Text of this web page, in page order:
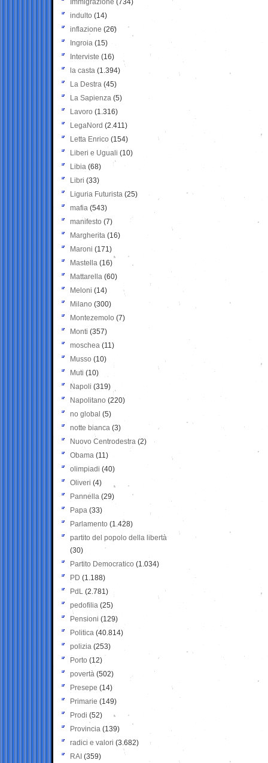
Immigrazione (734)
indulto (14)
inflazione (26)
Ingroia (15)
Interviste (16)
la casta (1.394)
La Destra (45)
La Sapienza (5)
Lavoro (1.316)
LegaNord (2.411)
Letta Enrico (154)
Liberi e Uguali (10)
Libia (68)
Libri (33)
Liguria Futurista (25)
mafia (543)
manifesto (7)
Margherita (16)
Maroni (171)
Mastella (16)
Mattarella (60)
Meloni (14)
Milano (300)
Montezemolo (7)
Monti (357)
moschea (11)
Musso (10)
Muti (10)
Napoli (319)
Napolitano (220)
no global (5)
notte bianca (3)
Nuovo Centrodestra (2)
Obama (11)
olimpiadi (40)
Oliveri (4)
Pannella (29)
Papa (33)
Parlamento (1.428)
partito del popolo della libertà
(30)
Partito Democratico (1.034)
PD (1.188)
PdL (2.781)
pedofilia (25)
Pensioni (129)
Politica (40.814)
polizia (253)
Porto (12)
povertà (502)
Presepe (14)
Primarie (149)
Prodi (52)
Provincia (139)
radici e valori (3.682)
RAI (359)